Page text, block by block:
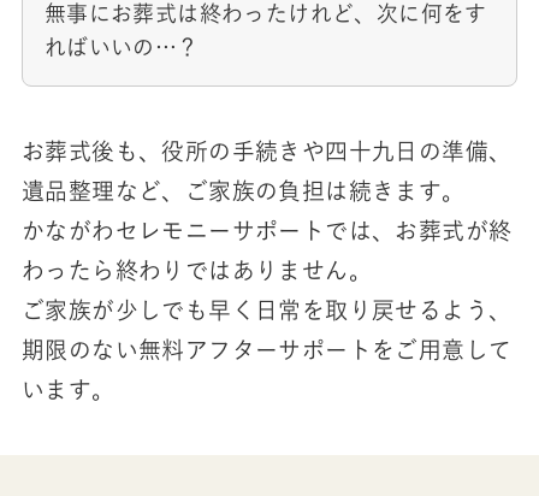
無事にお葬式は終わったけれど、次に何をす
ればいいの…？
お葬式後も、役所の手続きや四十九日の準備、
遺品整理など、ご家族の負担は続きます。
かながわセレモニーサポートでは、お葬式が終
わったら終わりではありません。
ご家族が少しでも早く日常を取り戻せるよう、
期限のない無料アフターサポートをご用意して
います。